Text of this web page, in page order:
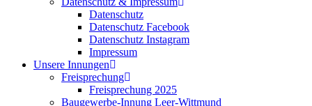
Datenschutz
Datenschutz Facebook
Datenschutz Instagram
Impressum
Unsere Innungen
Freisprechung
Freisprechung 2025
Baugewerbe-Innung Leer-Wittmund